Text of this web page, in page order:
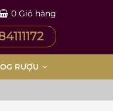
0 Giỏ hàng
RƯỢU